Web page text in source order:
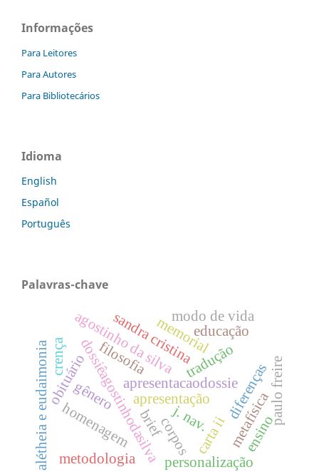
Informações
Para Leitores
Para Autores
Para Bibliotecários
Idioma
English
Español
Português
Palavras-chave
apresentação
dossiêagostinhodasilvaapresentacaodossie
tradução
briefj. nav.
agostinho da silva
carta ii
sandra cristina
obituário
homenagem
memorial
diferenças
corpos
alétheia e eudaimonia filosofia
metafísica
modo de vida
paulo freire
educação
personalização
crença
metodologia
gênero
ensino